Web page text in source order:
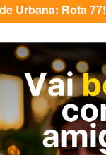
Urbana: Rota 77!